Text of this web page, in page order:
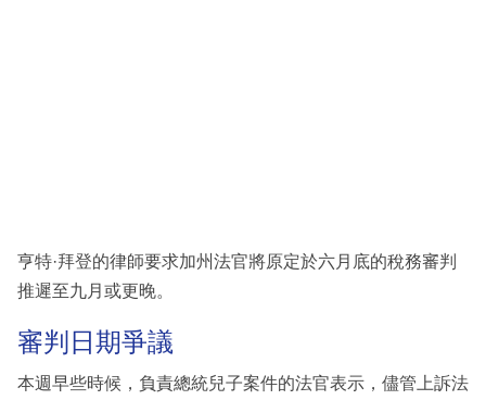
區
亨特·拜登的律師要求加州法官將原定於六月底的稅務審判
推遲至九月或更晚。
審判日期爭議
本週早些時候，負責總統兒子案件的法官表示，儘管上訴法